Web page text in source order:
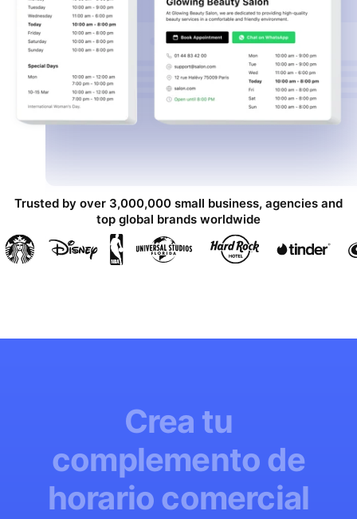
Trusted by over 3,000,000 small business, agencies and
top global brands worldwide
Crea tu
complemento de
horario comercial